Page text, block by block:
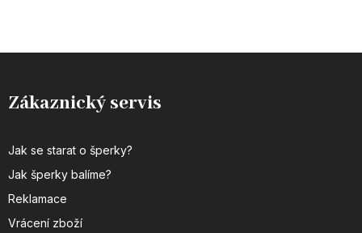
Zákaznický servis
Jak se starat o šperky?
Jak šperky balíme?
Reklamace
Vrácení zboží